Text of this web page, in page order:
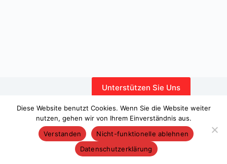
Unterstützen Sie Uns
Copyright © 2026 – WordPress-Theme von
Diese Website benutzt Cookies. Wenn Sie die Website weiter
nutzen, gehen wir von Ihrem Einverständnis aus.
Verstanden
Nicht-funktionelle ablehnen
Datenschutzerklärung